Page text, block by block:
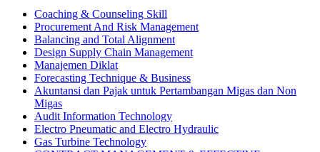
Coaching & Counseling Skill
Procurement And Risk Management
Balancing and Total Alignment
Design Supply Chain Management
Manajemen Diklat
Forecasting Technique & Business
Akuntansi dan Pajak untuk Pertambangan Migas dan Non
Migas
Audit Information Technology
Electro Pneumatic and Electro Hydraulic
Gas Turbine Technology